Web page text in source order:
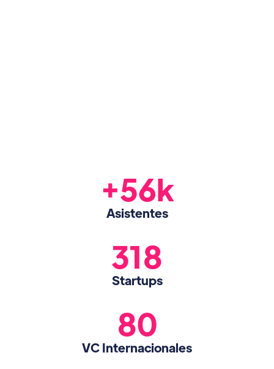
+56k
Asistentes
318
Startups
80
VC Internacionales